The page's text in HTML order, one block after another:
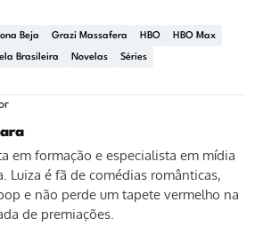
Beja Grazi Massafera HBO HBO Max
Brasileira Novelas Séries
em formação e especialista em mídia
Luiza é fã de comédias românticas,
e não perde um tapete vermelho na
de premiações.